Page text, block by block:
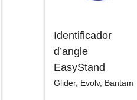
Identificador
d’angle
EasyStand
Glider, Evolv, Bantam